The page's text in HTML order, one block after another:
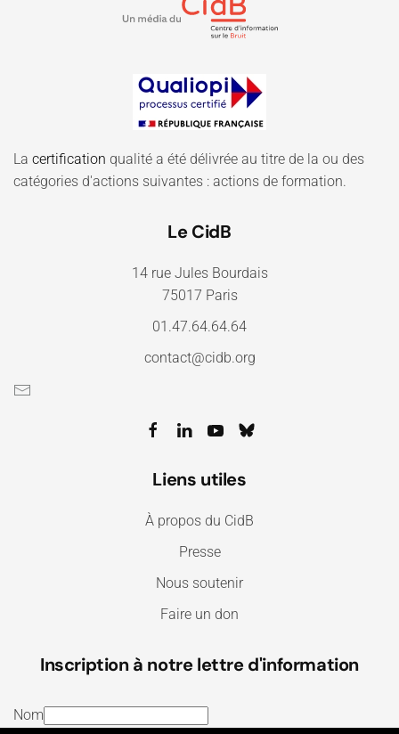
La certification qualité a été délivrée au titre de la ou des
catégories d'actions suivantes : actions de formation.
Le CidB
14 rue Jules Bourdais
75017 Paris
01.47.64.64.64
contact@cidb.org
Liens utiles
À propos du CidB
Presse
Nous soutenir
Faire un don
Inscription à notre lettre d'information
Nom